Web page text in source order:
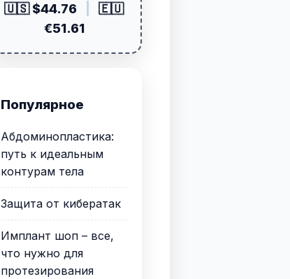
🇺🇸 $44.76
🇪🇺
€51.61
Популярное
Абдоминопластика:
путь к идеальным
контурам тела
Защита от кибератак
Имплант шоп – все,
что нужно для
протезирования